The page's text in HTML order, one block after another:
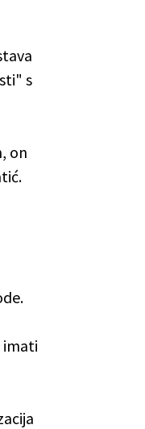
s
on
imati